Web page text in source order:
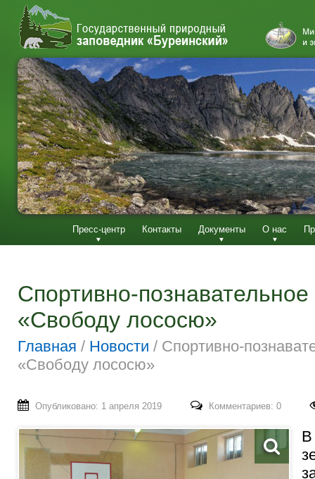
Пресс-центр Контакты Документы О нас
Спортивно-
«Свободу лососю»
Главная / Новости / Спортивно-
«Свободу лососю»
Опубликовано: 1 апреля 2019 Комментариев: 0
В